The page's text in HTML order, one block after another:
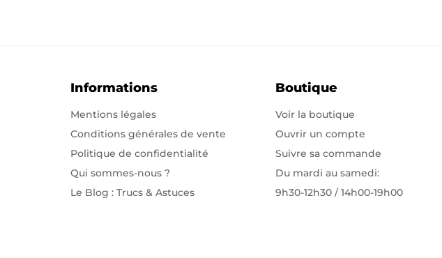
Informations
Mentions légales
Conditions générales de vente
Politique de confidentialité
Qui sommes-nous?
Le Blog : Trucs & Astuces
Boutique
Voir la boutique
Ouvrir un compte
Suivre sa commande
Du mardi au samedi:
9h30-12h30 / 14h00-19h00